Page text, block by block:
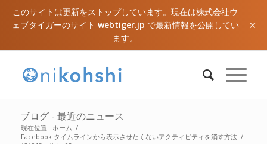
このサイトは更新をストップしています。現在は株式会社ウ
ェブタイガーのサイト webtiger.jp で最新情報を公開してい
ます。
×
ブログ - 最近のニュース
現在位置: ホーム /
Facebook タイムラインから表示させたくないアクティビティを消す方法 /